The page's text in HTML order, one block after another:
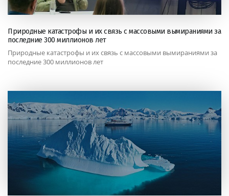
Природные катастрофы и их связь с массовыми вымираниями за
последние 300 миллионов лет
Природные катастрофы и их связь с массовыми вымираниями за
последние 300 миллионов лет